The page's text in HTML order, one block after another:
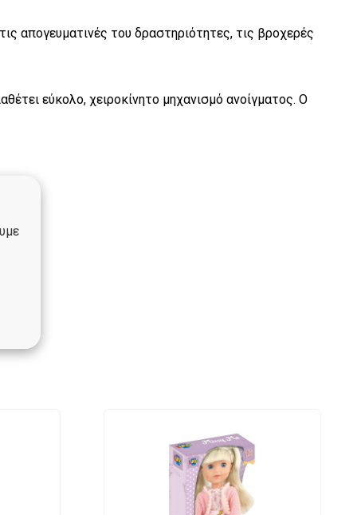
απογευματινές του δραστηριότητες, τις βροχερές
εύκολο, χειροκίνητο μηχανισμό ανοίγματος. Ο